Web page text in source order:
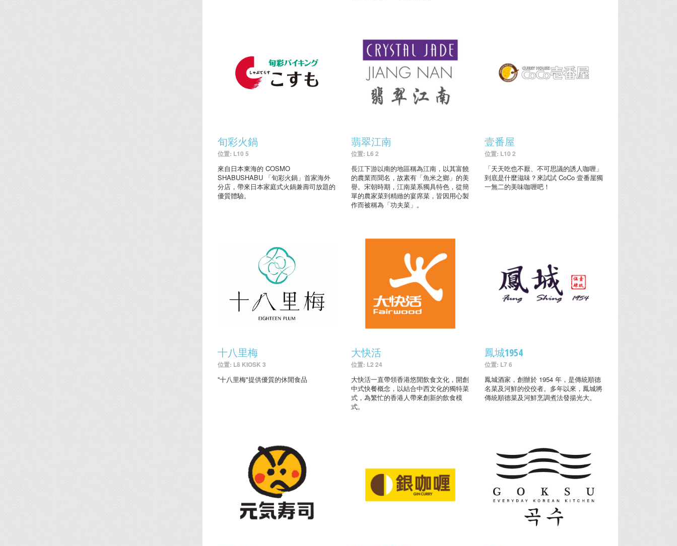
旬彩火鍋
位置: L10 5
來自日本東海的 COSMO
SHABUSHABU 「旬彩火鍋」首家海外
分店，帶來日本家庭式火鍋兼壽司放題的
優質體驗。
翡翠江南
位置: L6 2
長江下游以南的地區稱為江南，以其富饒
的農業而聞名，故素有「魚米之鄉」的美
譽。宋朝時期，江南菜系獨具特色，從簡
單的農家菜到精緻的宴席菜，皆因用心製
作而被稱為「功夫菜」。
壹番屋
位置: L10 2
「天天吃也不厭、不可思議的誘人咖喱」
到底是什麼滋味？來試試 CoCo 壹番屋獨
一無二的美味咖喱吧！
十八里梅
位置: L8 KIOSK 3
''十八里梅"提供優質的休閒食品
大快活
位置: L2 24
大快活一直帶領香港悠閒飲食文化，開創
中式快餐概念，以結合中西文化的獨特菜
式，為繁忙的香港人帶來創新的飲食模
式。
鳳城1954
位置: L7 6
鳳城酒家，創辦於 1954 年，是傳統順德
名菜及河鮮的佼佼者。多年以來，鳳城將
傳統順德菜及河鮮烹調煮法發揚光大。